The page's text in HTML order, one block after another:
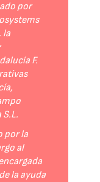
por
la
F.
por la
al
la ayuda